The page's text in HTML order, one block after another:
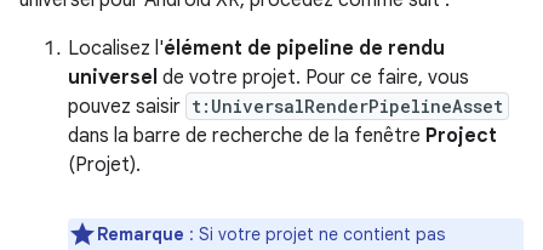
Localisez l'élément de pipeline de rendu
universel de votre projet. Pour ce faire, vous
pouvez saisir t:UniversalRenderPipelineAsset
dans la barre de recherche de la fenêtre Project
(Projet).
Remarque : Si votre projet ne contient pas